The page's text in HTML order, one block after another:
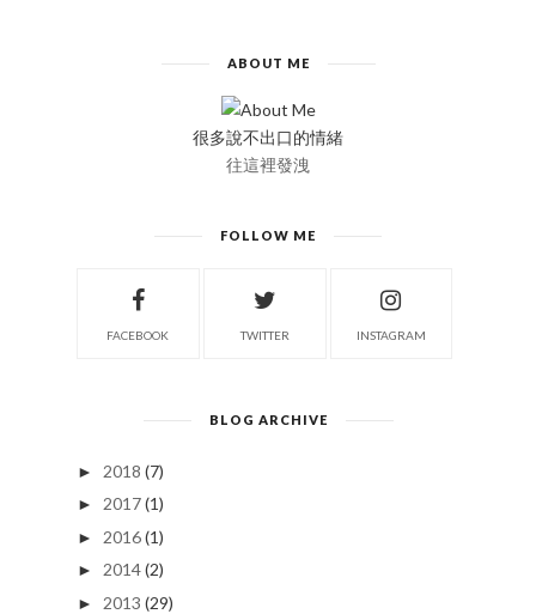
ABOUT ME
很多說不出口的情緒
往這裡發洩
FOLLOW ME
FACEBOOK TWITTER INSTAGRAM
BLOG ARCHIVE
► 2018 (7)
► 2017(1)
► 2016(1)
► 2014(2)
► 2013 (29)